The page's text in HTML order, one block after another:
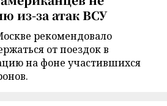
из-за атак ВСУ
рекомендовало
от поездок в
на фоне участившихся